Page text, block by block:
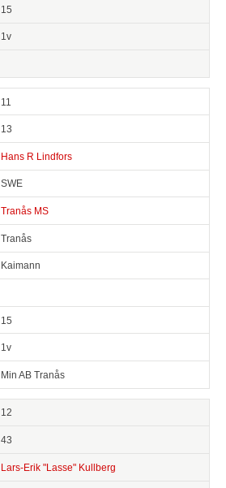
15
1v
11
13
Hans R Lindfors
SWE
Tranås MS
Tranås
Kaimann
15
1v
Min AB Tranås
12
43
Lars-Erik "Lasse" Kullberg